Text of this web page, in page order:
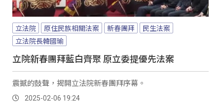
立法院 原住民族相關法案 新春團拜
民生法案
立法院長韓國瑜
立院新春團拜藍白齊聚 原立委提優先法案
震撼的鼓聲，揭開立法院新春團拜序幕。
2025-02-06 19:24